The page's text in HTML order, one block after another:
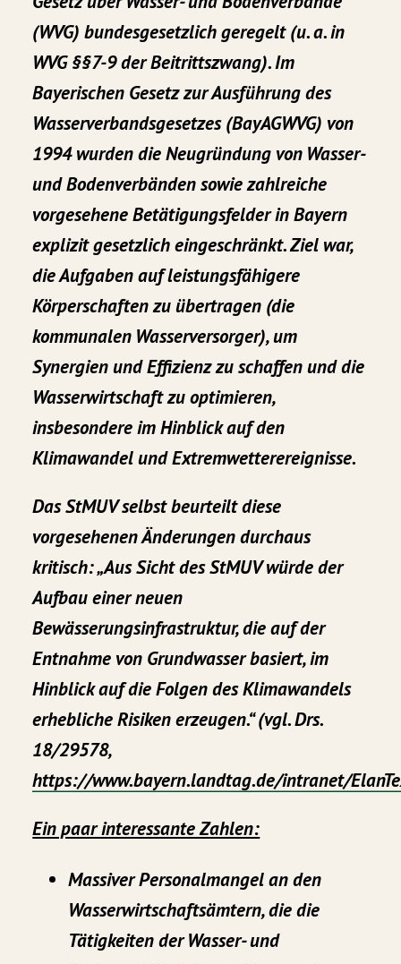
(WVG) bundesgesetzlich geregelt (u. a. in
WVG §§7-9 der Beitrittszwang). Im
Bayerischen Gesetz zur Ausführung des
Wasserverbandsgesetzes (BayAGWVG) von
1994 wurden die Neugründung von Wasser-
und Bodenverbänden sowie zahlreiche
vorgesehene Betätigungsfelder in Bayern
explizit gesetzlich eingeschränkt. Ziel war,
die Aufgaben auf leistungsfähigere
Körperschaften zu übertragen (die
kommunalen Wasserversorger), um
Synergien und Effizienz zu schaffen und die
Wasserwirtschaft zu optimieren,
insbesondere im Hinblick auf den
Klimawandel und Extremwetterereignisse.
Das StMUV selbst beurteilt diese
vorgesehenen Änderungen durchaus
kritisch: „Aus Sicht des StMUV würde der
Aufbau einer neuen
Bewässerungsinfrastruktur, die auf der
Entnahme von Grundwasser basiert, im
Hinblick auf die Folgen des Klimawandels
erhebliche Risiken erzeugen.“ (vgl. Drs.
18/29578,
https://www.bayern.landtag.de/intranet/
Ein paar interessante Zahlen:
Massiver Personalmangel an den
Wasserwirtschaftsämtern, die die
Tätigkeiten der Wasser- und